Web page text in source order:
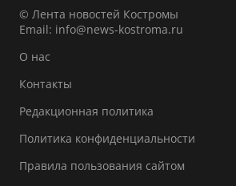
© Лента новостей Костромы
Email: info@news-kostroma.ru
О нас
Контакты
Редакционная политика
Политика конфиденциальности
Правила пользования сайтом